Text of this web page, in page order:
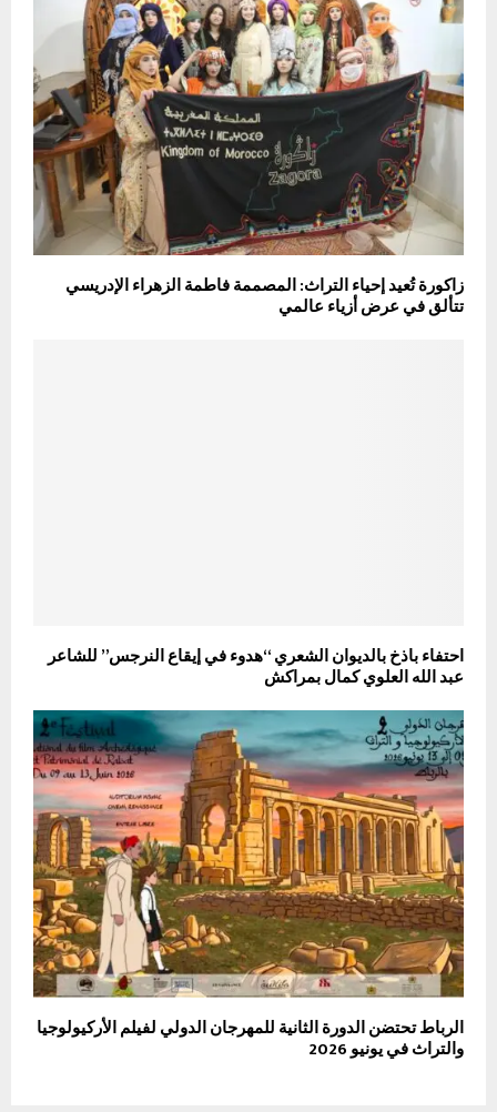
زاكورة تُعيد إحياء التراث: المصممة فاطمة الزهراء الإدريسي
تتألق في عرض أزياء عالمي
احتفاء باذخ بالديوان الشعري “هدوء في إيقاع النرجس” للشاعر
عبد الله العلوي كمال بمراكش
الرباط تحتضن الدورة الثانية للمهرجان الدولي لفيلم الأركيولوجيا
والتراث في يونيو 2026